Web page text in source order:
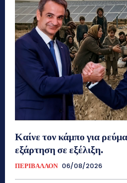
Καίνε τον κάμπο για
εξάρτηση σε εξέλιξη.
ΠΕΡΙΒΑΛΛΟΝ 06/08/2026